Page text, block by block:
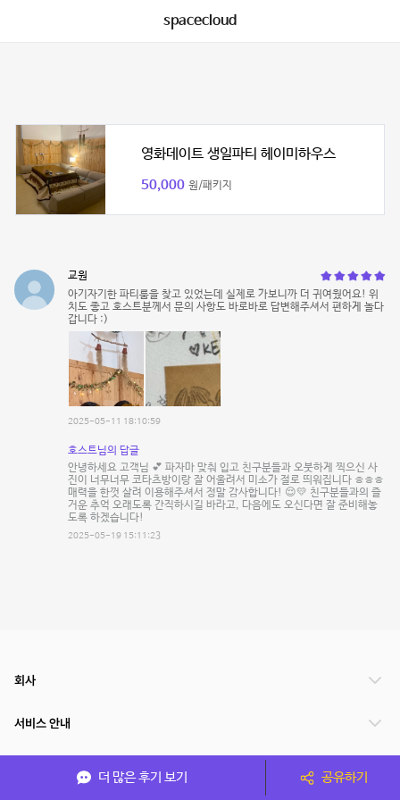
spacecloud
영화데이트 생일파티 헤이미하우스
50,000 원/패키지
교원
아기자기한 파티룸을 찾고 있었는데 실제로 가보니까 더 귀여웠어요! 위
치도 좋고 호스트분께서 문의 사항도 바로바로 답변해주셔서 편하게 놀다
갑니다 :)
2025-05-11 18:10:59
호스트님의 답글
안녕하세요 고객님 💕 파자마 맞춰 입고 친구분들과 오붓하게 찍으신 사
진이 너무너무 코타츠방이랑 잘 어울려서 미소가 절로 띄워집니다 ㅎㅎㅎ
매력을 한껏 살려 이용해주셔서 정말 감사합니다! 😌💛 친구분들과의 즐
거운 추억 오래도록 간직하시길 바라고, 다음에도 오신다면 잘 준비해놓
도록 하겠습니다!
2025-05-19 15:11:23
더 많은 후기 보기 공유하기
회사
서비스 안내